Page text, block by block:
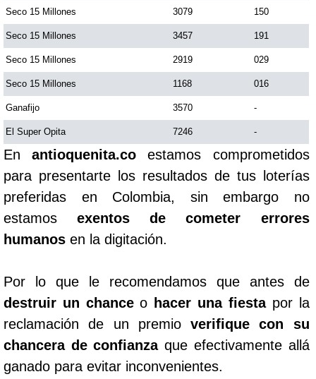
Seco 15 Millones 3079 150
Seco 15 Millones 3457 191
Seco 15 Millones 2919 029
Seco 15 Millones 1168 016
Ganafijo 3570 -
El Super Opita 7246 -
Enantioquenita.co estamos comprometidos
para presentarte los resultados de tus loterías
preferidas en Colombia, sin embargo no
estamosexentos de cometer errores
humanos en la digitación.
Por lo que le recomendamos que antes de
destruir un chanceo hacer una fiestapor la
reclamación de un premioverifique con su
chancera de confianzaque efectivamente allá
ganado para evitar inconvenientes.